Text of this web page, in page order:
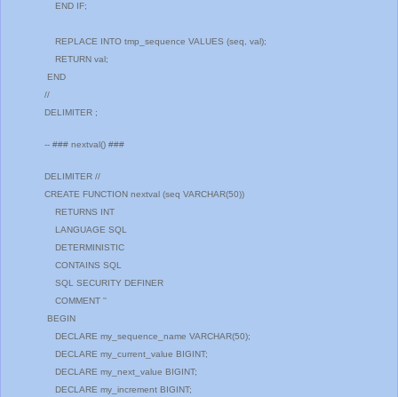
END IF;
REPLACE INTO tmp_sequence VALUES (seq, val);
RETURN val;
END
//
DELIMITER ;
-- ### nextval() ###
DELIMITER //
CREATE FUNCTION nextval (seq VARCHAR(50))
RETURNS INT
LANGUAGE SQL
DETERMINISTIC
CONTAINS SQL
SQL SECURITY DEFINER
COMMENT ''
BEGIN
DECLARE my_sequence_name VARCHAR(50);
DECLARE my_current_value BIGINT;
DECLARE my_next_value BIGINT;
DECLARE my_increment BIGINT;